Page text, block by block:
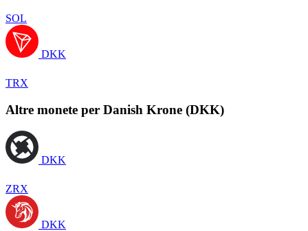
SOL
DKK
TRX
Altre monete per Danish Krone (DKK)
DKK
ZRX
DKK